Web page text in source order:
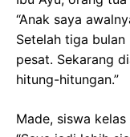
“Anak saya
Setelah tiga
pesat. Sekarang
hitung-hitungan.”
Made, siswa